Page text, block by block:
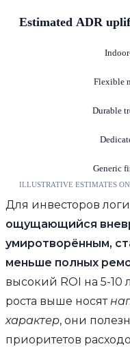
Для инвесторов
ощущающийся
умиротворённым,
меньше полных
высокий ROI на 5-10
роста выше носят
характер, они
приоритетов